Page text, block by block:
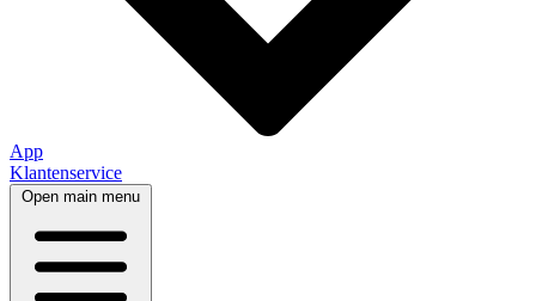
App
Klantenservice
Open main menu